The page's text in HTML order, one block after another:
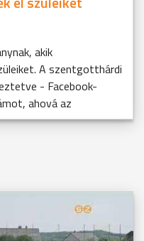
akik
A szentgotthárdi
- Facebook-
ahová az